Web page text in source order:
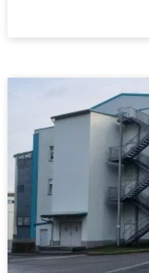
Auf rund 25.000 qm kommen moderne
Etagen- und Formteilpressen zum
Forschung und Entwicklung sowie dem
Etwa 330 Personen arbeiten heute in
Enz in Fertigung und Verwaltung. Alle
Dienstleistungen stehen den Kunden
unser globales Vertriebsteam zur
Vaihingen an der Enz liegt
Bundesstraße 10 im Herzen der
Stuttgart, einem der wirtschaftlich
Europa. Im direkten Umfeld liegen
Naherholungsgebiete, wie zum Beispiel
Schwarzwald oder die Bodensee-
erstklassige kulturelle Angebote und
Bildungsangebote und